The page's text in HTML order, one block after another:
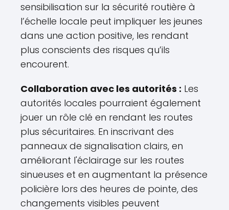
sensibilisation sur la sécurité routière à
l’échelle locale peut impliquer les jeunes
dans une action positive, les rendant
plus conscients des risques qu’ils
encourent.
Collaboration avec les autorités : Les
autorités locales pourraient également
jouer un rôle clé en rendant les routes
plus sécuritaires. En inscrivant des
panneaux de signalisation clairs, en
améliorant l'éclairage sur les routes
sinueuses et en augmentant la présence
policière lors des heures de pointe, des
changements visibles peuvent